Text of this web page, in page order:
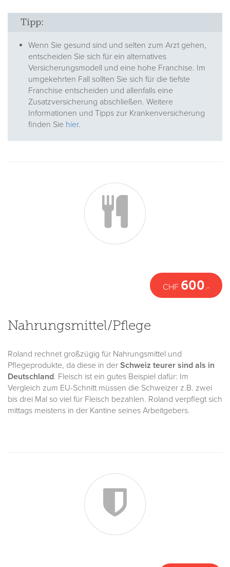
Tipp:
Wenn Sie gesund sind und selten zum Arzt gehen,
entscheiden Sie sich für ein alternatives
Versicherungsmodell und eine hohe Franchise. Im
umgekehrten Fall sollten Sie sich für die tiefste
Franchise entscheiden und allenfalls eine
Zusatzversicherung abschließen. Weitere
Informationen und Tipps zur Krankenversicherung
finden Sie hier.
CHF 600.-
Nahrungsmittel/Pflege
Roland rechnet großzügig für Nahrungsmittel und
Pflegeprodukte, da diese in der Schweiz teurer sind als in
Deutschland. Fleisch ist ein gutes Beispiel dafür: Im
Vergleich zum EU-Schnitt müssen die Schweizer z.B. zwei
bis drei Mal so viel für Fleisch bezahlen. Roland verpflegt sich
mittags meistens in der Kantine seines Arbeitgebers.